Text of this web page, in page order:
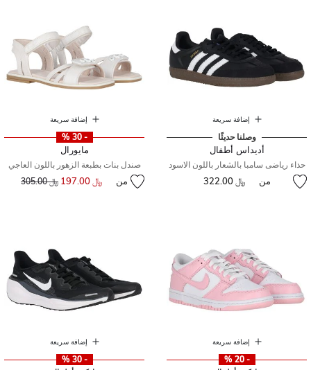
إضافة سريعة
وصلنا حديثًا
أديداس أطفال
حذاء رياضى سامبا بالشعار باللون الاسود
من ﷼ 322.00
إضافة سريعة
- 30 %
مايورال
صندل بنات بطبعة الزهور باللون العاجي
من ﷼ 197.00 سعر مخفض من
﷼ 305.00 إلى
إضافة سريعة
- 20 %
إضافة سريعة
- 30 %